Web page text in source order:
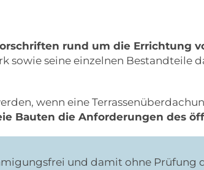
rund um die Errichtung
sowie seine einzelnen
wenn eine
Bauten die Anforderungen des
und damit ohne Prüfung